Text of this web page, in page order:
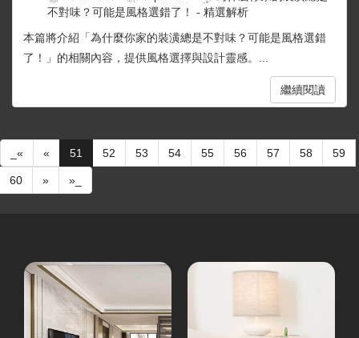
不對味？可能是風格選錯了！ - 精選解析
本篇將介紹「為什麼你家的裝潢總是不對味？可能是風格選錯
了！」的相關內容，提供風格選擇與設計靈感。...
繼續閱讀
_« « 51 52 53 54 55 56 57 58 59
60 » »_